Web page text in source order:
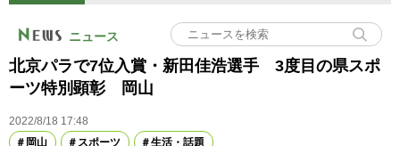
ニュース
北京パラで7位入賞・新田佳浩選手 3度目の県スポ
ーツ特別顕彰 岡山
2022/8/18 17:48
岡山
スポーツ 生活・話題